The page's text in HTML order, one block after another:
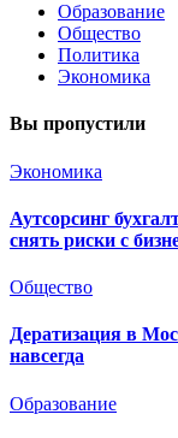
Образование
Общество
Политика
Экономика
Вы пропустили
Экономика
Аутсорсинг
снять риски с
Общество
Дератизация в
навсегда
Образование